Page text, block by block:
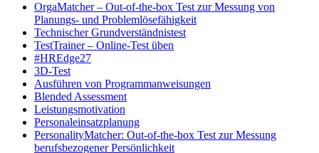
OrgaMatcher – Out-of-the-box Test zur Messung von
Planungs- und Problemlösefähigkeit
Technischer Grundverständnistest
TestTrainer – Online-Test üben
#HREdge27
3D-Test
Ausführen von Programmanweisungen
Blended Assessment
Leistungsmotivation
Personaleinsatzplanung
PersonalityMatcher: Out-of-the-box Test zur Messung
berufsbezogener Persönlichkeit